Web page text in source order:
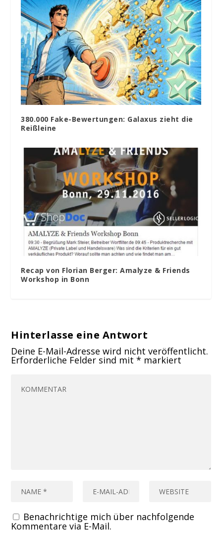
380.000 Fake-Bewertungen: Galaxus zieht die
Reißleine
Recap von Florian Berger: Amalyze & Friends
Workshop in Bonn
Hinterlasse eine Antwort
Deine E-Mail-Adresse wird nicht veröffentlicht.
Erforderliche Felder sind mit* markiert
Benachrichtige mich über nachfolgende
Kommentare via E-Mail.